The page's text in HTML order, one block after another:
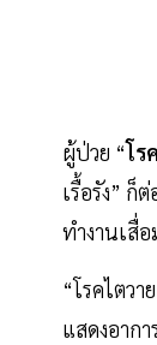
ผู้ป่วย “โร
เรื้อรัง” ก็
ทำงานเสื่อ
“โรคไตว
แสดงอาก